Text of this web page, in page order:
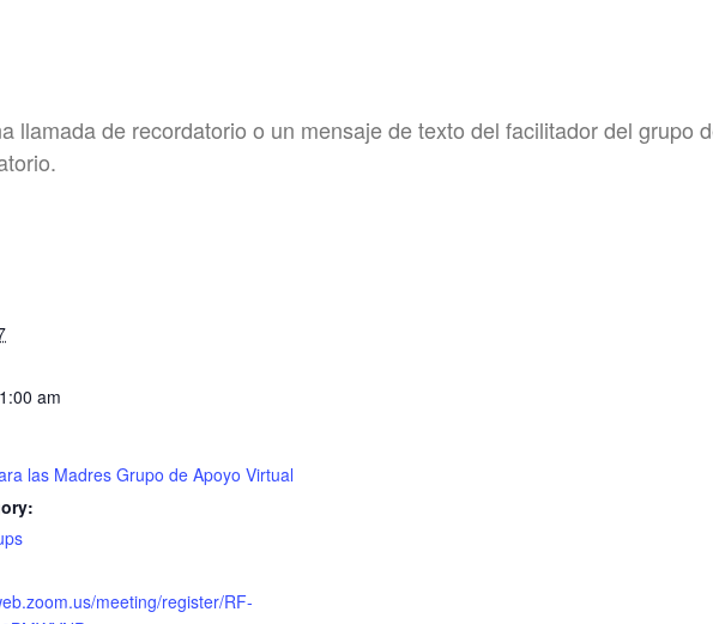
llamada de recordatorio o un mensaje de texto del facilitador del grupo
am
las Madres Grupo de Apoyo Virtual
meeting/register/RF-